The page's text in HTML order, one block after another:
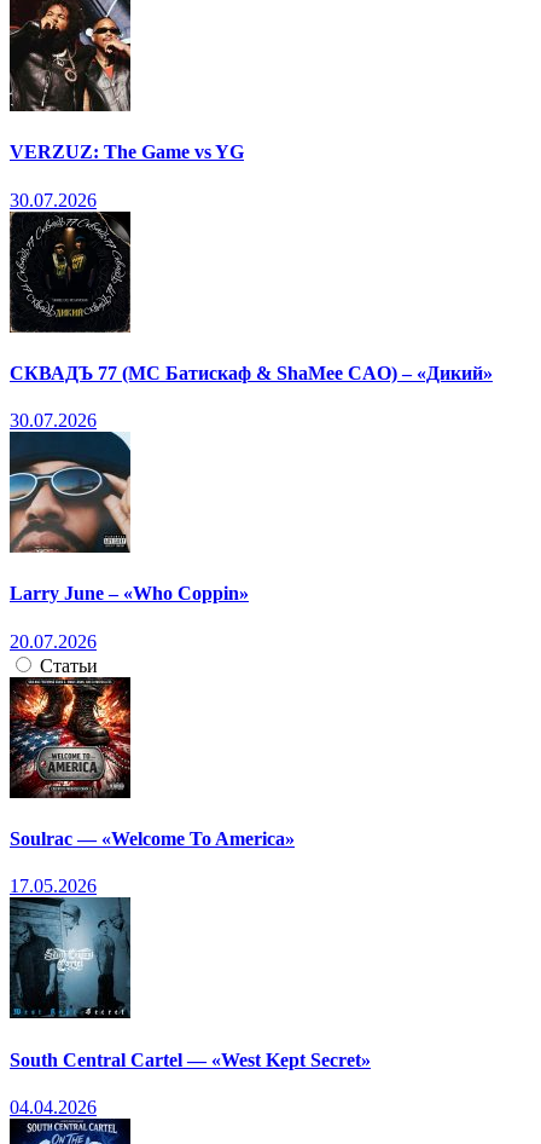
VERZUZ: The Game vs YG
30.07.2026
СКВАДЪ 77 (МС Батискаф & ShaMee CAO) – «Дикий»
30.07.2026
Larry June – «Who Coppin»
20.07.2026
Статьи
Soulrac — «Welcome To America»
17.05.2026
South Central Cartel — «West Kept Secret»
04.04.2026